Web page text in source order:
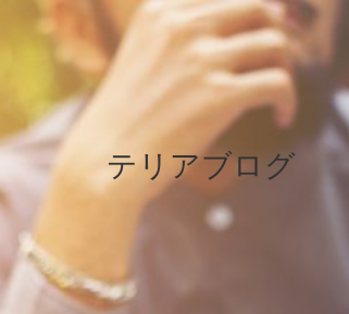
テリアブログ